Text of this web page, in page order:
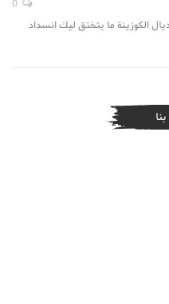
الكوزينة ما يتخنق ليك انسداد